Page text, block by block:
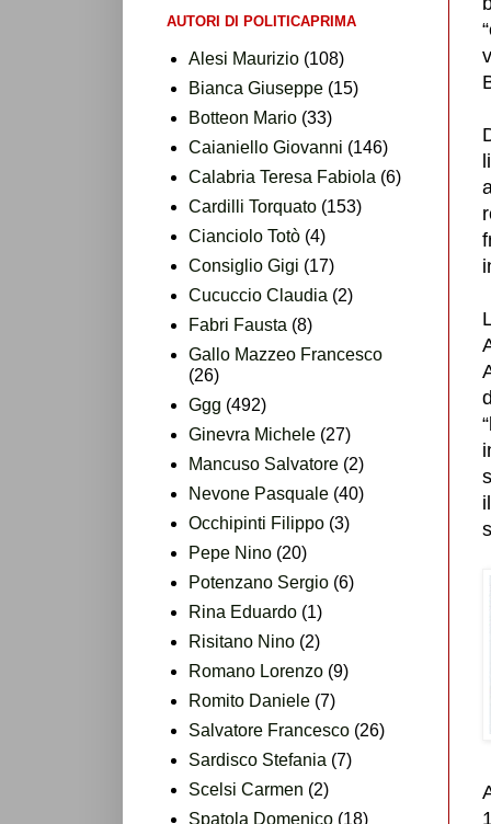
AUTORI DI POLITICAPRIMA
Alesi Maurizio (108)
Bianca Giuseppe (15)
Botteon Mario (33)
Caianiello Giovanni (146)
Calabria Teresa Fabiola (6)
Cardilli Torquato (153)
Cianciolo Totò (4)
Consiglio Gigi (17)
Cucuccio Claudia (2)
Fabri Fausta (8)
Gallo Mazzeo Francesco
(26)
Ggg (492)
Ginevra Michele (27)
Mancuso Salvatore (2)
Nevone Pasquale (40)
Occhipinti Filippo (3)
Pepe Nino (20)
Potenzano Sergio (6)
Rina Eduardo (1)
Risitano Nino (2)
Romano Lorenzo (9)
Romito Daniele (7)
Salvatore Francesco (26)
Sardisco Stefania (7)
Scelsi Carmen (2)
Spatola Domenico (18)